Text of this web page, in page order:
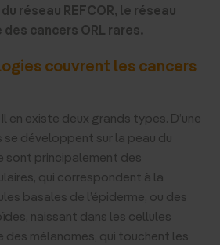
réseau REFCOR, le réseau
cancers ORL rares.
couvrent les cancers
Il en existe deux grands types. D’une
développent sur la peau du
sont principalement des
qui correspondent à la
basales de l’épiderme, ou des
naissant dans les cellules
des mélanomes, qui touchent les